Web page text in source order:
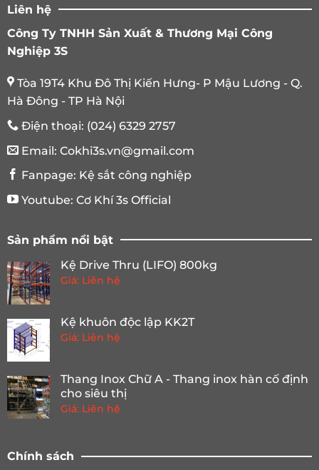
Liên hệ
Công Ty TNHH Sản Xuất & Thương Mại Công
Nghiệp 3S
Tòa 19T4 Khu Đô Thị Kiến Hưng- P Mậu Lương - Q.
Hà Đông - TP Hà Nội
Điện thoại: (024) 6329 2757
Email: Cokhi3s.vn@gmail.com
Fanpage: Kệ sắt công nghiệp
Youtube: Cơ Khí 3s Official
Sản phẩm nổi bật
Kệ Drive Thru (LIFO) 800kg
Giá: Liên hệ
Kệ khuôn độc lập KK2T
Giá: Liên hệ
Thang Inox Chữ A - Thang inox hàn cố định
cho siêu thị
Giá: Liên hệ
Chính sách